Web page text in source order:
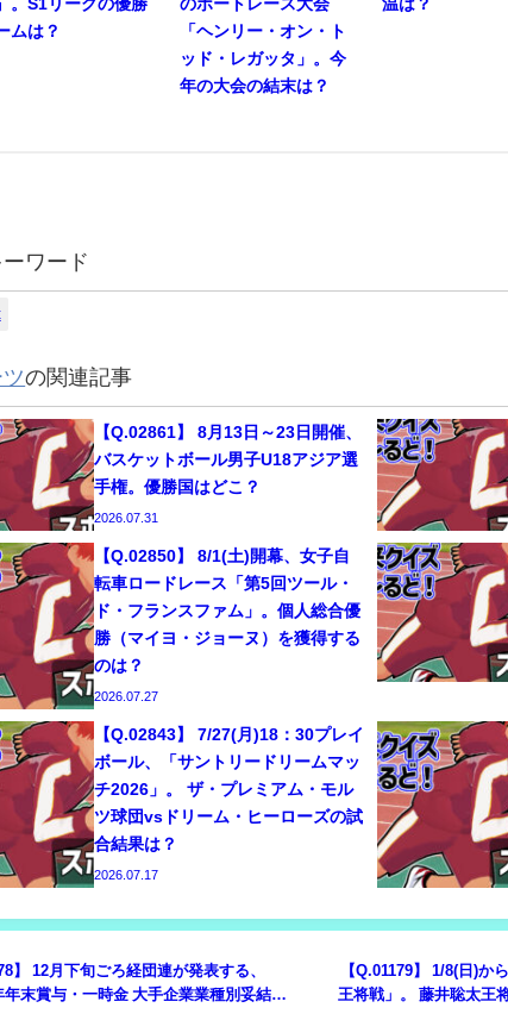
。S1リーグの優勝
ムは？
のボートレース大会
「ヘンリー・オン・ト
ッド・レガッタ」。今
年の大会の結末は？
温は？
ワード
ツの関連記事
【Q.02861】 8月13日～23日開催、
バスケットボール男子U18アジア選
手権。優勝国はどこ？
2026.07.31
【Q.02850】 8/1(土)開幕、女子自
転車ロードレース「第5回ツール・
ド・フランスファム」。個人総合優
勝（マイヨ・ジョーヌ）を獲得する
のは？
2026.07.27
【Q.02843】 7/27(月)18：30プレイ
ボール、「サントリードリームマッ
チ2026」。 ザ・プレミアム・モル
ツ球団vsドリーム・ヒーローズの試
合結果は？
2026.07.17
】 12月下旬ごろ経団連が発表する、
年末賞与・一時金 大手企業業種別妥結結
【Q.01179】 1/8(日)か
王将戦」。 藤井聡太王